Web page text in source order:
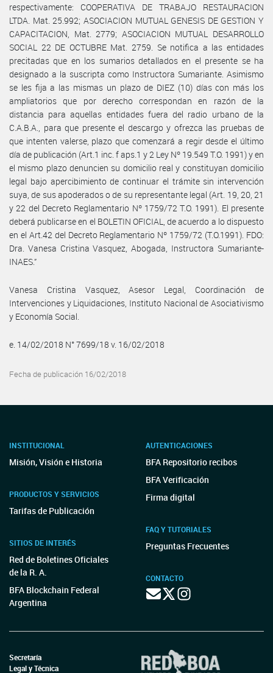
respectivamente: COOPERATIVA DE TRABAJO RESTAURACION
LTDA. Mat. 25.992; ASOCIACION MUTUAL GENESIS DE GESTION Y
CAPACITACION, Mat. 2779; ASOCIACION MUTUAL DESARROLLO
SOCIAL 22 DE OCTUBRE Mat. 2759. Se notifica a las entidades
precitadas que en los sumarios detallados en el presente se ha
designado a la suscripta como Instructora Sumariante. Asimismo
se les fija a las mismas un plazo de DIEZ (10) días con más los
ampliatorios que por derecho correspondan en razón de la
distancia para aquellas entidades fuera del radio urbano de la
C.A.B.A., para que presente el descargo y ofrezca las pruebas de
que intenten valerse, plazo que comenzará a regir desde el último
día de publicación (Art.1 inc. f aps.1 y 2 Ley Nº 19.549 T.O. 1991) y en
el mismo plazo denuncien su domicilio real y constituyan domicilio
legal bajo apercibimiento de continuar el trámite sin intervención
suya, de sus apoderados o de su representante legal (Art. 19, 20, 21
y 22 del Decreto Reglamentario Nº 1759/72 T.O. 1991). El presente
deberá publicarse en el BOLETIN OFICIAL, de acuerdo a lo dispuesto
en el Art.42 del Decreto Reglamentario Nº 1759/72 (T.O.1991). FDO:
Dra. Vanesa Cristina Vasquez, Abogada, Instructora Sumariante-
INAES.”
Vanesa Cristina Vasquez, Asesor Legal, Coordinación de
Intervenciones y Liquidaciones, Instituto Nacional de Asociativismo
y Economía Social.
e. 14/02/2018 N° 7699/18 v. 16/02/2018
Fecha de publicación 16/02/2018
INSTITUCIONAL
Misión, Visión e Historia
PRODUCTOS Y SERVICIOS
Tarifas de Publicación
SITIOS DE INTERÉS
Red de Boletines Oficiales
de la R. A.
BFA Blockchain Federal
Argentina
AUTENTICACIONES
BFA Repositorio recibos
BFA Verificación
Firma digital
FAQ Y TUTORIALES
Preguntas Frecuentes
CONTACTO
Secretaría
Legal y Técnica